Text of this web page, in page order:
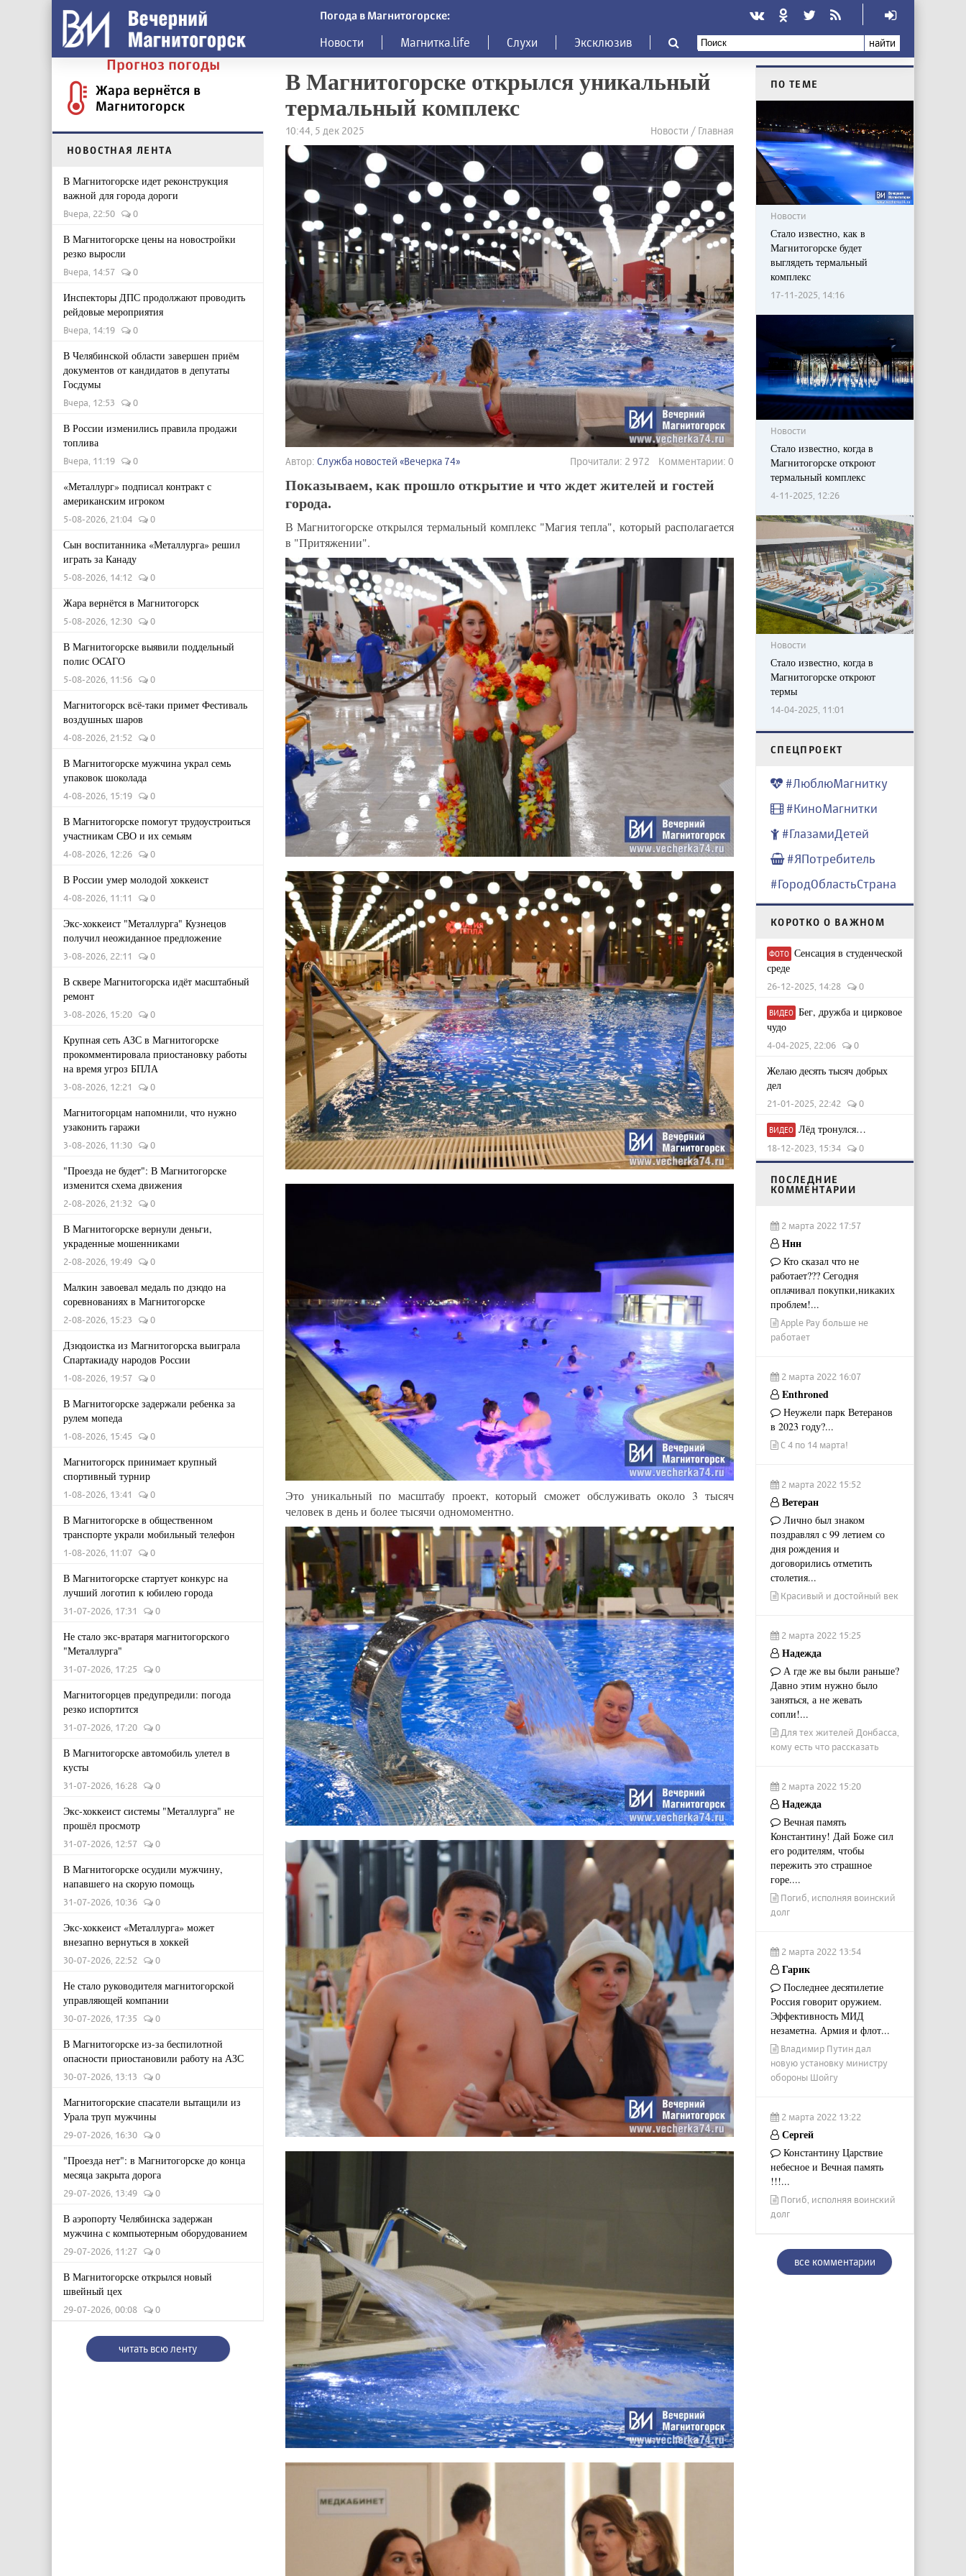
Погода в Магнитогорске:
Новости Магнитка.life Слухи Эксклюзив найти
Прогноз погоды
Жара вернётся в
Магнитогорск
НОВОСТНАЯ ЛЕНТА
В Магнитогорске идет реконструкция
важной для города дороги
Вчера, 22:50 0
В Магнитогорске цены на новостройки
резко выросли
Вчера, 14:57 0
Инспекторы ДПС продолжают проводить
рейдовые мероприятия
Вчера, 14:19 0
В Челябинской области завершен приём
документов от кандидатов в депутаты
Госдумы
Вчера, 12:53 0
В России изменились правила продажи
топлива
Вчера, 11:19 0
«Металлург» подписал контракт с
американским игроком
5-08-2026, 21:04 0
Сын воспитанника «Металлурга» решил
играть за Канаду
5-08-2026, 14:12 0
Жара вернётся в Магнитогорск
5-08-2026, 12:30 0
В Магнитогорске выявили поддельный
полис ОСАГО
5-08-2026, 11:56 0
Магнитогорск всё-таки примет Фестиваль
воздушных шаров
4-08-2026, 21:52 0
В Магнитогорске мужчина украл семь
упаковок шоколада
4-08-2026, 15:19 0
В Магнитогорске помогут трудоустроиться
участникам СВО и их семьям
4-08-2026, 12:26 0
В России умер молодой хоккеист
4-08-2026, 11:11 0
Экс-хоккеист "Металлурга" Кузнецов
получил неожиданное предложение
3-08-2026, 22:11 0
В сквере Магнитогорска идёт масштабный
ремонт
3-08-2026, 15:20 0
Крупная сеть АЗС в Магнитогорске
прокомментировала приостановку работы
на время угроз БПЛА
3-08-2026, 12:21 0
Магнитогорцам напомнили, что нужно
узаконить гаражи
3-08-2026, 11:30 0
"Проезда не будет": В Магнитогорске
изменится схема движения
2-08-2026, 21:32 0
В Магнитогорске вернули деньги,
украденные мошенниками
2-08-2026, 19:49 0
Малкин завоевал медаль по дзюдо на
соревнованиях в Магнитогорске
2-08-2026, 15:23 0
Дзюдоистка из Магнитогорска выиграла
Спартакиаду народов России
1-08-2026, 19:57 0
В Магнитогорске задержали ребенка за
рулем мопеда
1-08-2026, 15:45 0
Магнитогорск принимает крупный
спортивный турнир
1-08-2026, 13:41 0
В Магнитогорске в общественном
транспорте украли мобильный телефон
1-08-2026, 11:07 0
В Магнитогорске стартует конкурс на
лучший логотип к юбилею города
31-07-2026, 17:31 0
Не стало экс-вратаря магнитогорского
"Металлурга"
31-07-2026, 17:25 0
Магнитогорцев предупредили: погода
резко испортится
31-07-2026, 17:20 0
В Магнитогорске автомобиль улетел в
кусты
31-07-2026, 16:28 0
Экс-хоккеист системы "Металлурга" не
прошёл просмотр
31-07-2026, 12:57 0
В Магнитогорске осудили мужчину,
напавшего на скорую помощь
31-07-2026, 10:36 0
Экс-хоккеист «Металлурга» может
внезапно вернуться в хоккей
30-07-2026, 22:52 0
Не стало руководителя магнитогорской
управляющей компании
30-07-2026, 17:35 0
В Магнитогорске из-за беспилотной
опасности приостановили работу на АЗС
30-07-2026, 13:13 0
Магнитогорские спасатели вытащили из
Урала труп мужчины
29-07-2026, 16:30 0
"Проезда нет": в Магнитогорске до конца
месяца закрыта дорога
29-07-2026, 13:49 0
В аэропорту Челябинска задержан
мужчина с компьютерным оборудованием
29-07-2026, 11:27 0
В Магнитогорске открылся новый
швейный цех
29-07-2026, 00:08 0
читать всю ленту
В Магнитогорске открылся уникальный
термальный комплекс
10:44, 5 дек 2025 Новости / Главная
Автор: Служба новостей «Вечерка 74» Прочитали: 2 972 Комментарии: 0
Показываем, как прошло открытие и что ждет жителей и гостей
города.
В Магнитогорске открылся термальный комплекс "Магия тепла", который располагается
в "Притяжении".
Это уникальный по масштабу проект, который сможет обслуживать около 3 тысяч
человек в день и более тысячи одномоментно.
ПО ТЕМЕ
Новости
Стало известно, как в
Магнитогорске будет
выглядеть термальный
комплекс
17-11-2025, 14:16
Новости
Стало известно, когда в
Магнитогорске откроют
термальный комплекс
4-11-2025, 12:26
Новости
Стало известно, когда в
Магнитогорске откроют
термы
14-04-2025, 11:01
CПЕЦПРОЕКТ
#ЛюблюМагнитку
#КиноМагнитки
#ГлазамиДетей
#ЯПотребитель
#ГородОбластьСтрана
КОРОТКО О ВАЖНОМ
ФОТО Сенсация в студенческой
среде
26-12-2025, 14:28 0
ВИДЕО Бег, дружба и цирковое
чудо
4-04-2025, 22:06 0
Желаю десять тысяч добрых
дел
21-01-2025, 22:42 0
ВИДЕО Лёд тронулся…
18-12-2023, 15:34 0
ПОСЛЕДНИЕ
КОММЕНТАРИИ
2 марта 2022 17:57
Ннн
Кто сказал что не
работает??? Сегодня
оплачивал покупки,никаких
проблем!...
Apple Pay больше не
работает
2 марта 2022 16:07
Enthroned
Неужели парк Ветеранов
в 2023 году?...
С 4 по 14 марта!
2 марта 2022 15:52
Ветеран
Лично был знаком
поздравлял с 99 летием со
дня рождения и
договорились отметить
столетия...
Красивый и достойный век
2 марта 2022 15:25
Надежда
А где же вы были раньше?
Давно этим нужно было
заняться, а не жевать
сопли!...
Для тех жителей Донбасса,
кому есть что рассказать
2 марта 2022 15:20
Надежда
Вечная память
Константину! Дай Боже сил
его родителям, чтобы
пережить это страшное
горе....
Погиб, исполняя воинский
долг
2 марта 2022 13:54
Гарик
Последнее десятилетие
Россия говорит оружием.
Эффективность МИД
незаметна. Армия и флот...
Владимир Путин дал
новую установку министру
обороны Шойгу
2 марта 2022 13:22
Сергей
Константину Царствие
небесное и Вечная память
!!!...
Погиб, исполняя воинский
долг
все комментарии